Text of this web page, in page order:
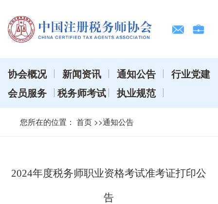
协会概况 新闻资讯 通知公告
行业党建
会员服务
税务师考试 执业规范
您所在的位置： 首页 >>通知公告
2024年度税务师职业资格考试准考证打印公
告